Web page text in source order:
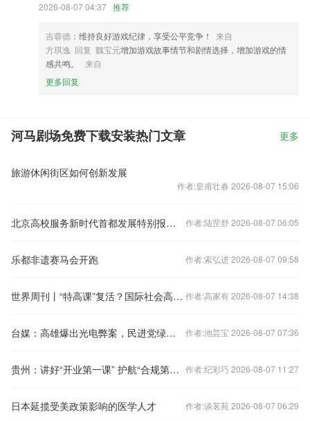
2026-08-07 04:37 推荐
吉蓉德 ：维持良好游戏纪律，享受公平竞争！
来自
方琪逸 回复 魏宝元增加游戏故事情节和剧情选择，增加游戏的情
感共鸣。
来自
更多回复
河马剧场免费下载安装热门文章 更多
旅游休闲街区如何创新发展
作者:皇甫壮春 2026-08-07 15:06
北京高校服务新时代首都发展特别报道｜北京印刷学院：以“书”载道 赋能全民阅读和“书香京城”建设 作者:陆罡舒 2026-08-07 06:05
乐都非遗赛马会开跑 作者:索弘进 2026-08-07 09:58
世界周刊丨“特高课”复活？国际社会高度警惕日本“新型军国主义”妄动 作者:高家有 2026-08-07 14:38
台媒：高雄爆出光电弊案，民进党绿能政策被批沦为“绿友友”牟利工具 作者:池芸宝 2026-08-07 07:36
贵州：讲好“开业第一课” 护航“合规第一步” 作者:纪彩巧 2026-08-07 11:27
日本延揽受美政策影响的医学人才 作者:谈茗苑 2026-08-07 06:29